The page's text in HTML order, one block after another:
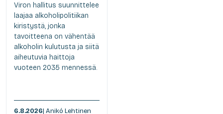
Viron hallitus suunnittelee
laajaa alkoholipolitiikan
kiristystä, jonka
tavoitteena on vähentää
alkoholin kulutusta ja siitä
aiheutuvia haittoja
vuoteen 2035 mennessä.
6.8.2026| Anikó Lehtinen